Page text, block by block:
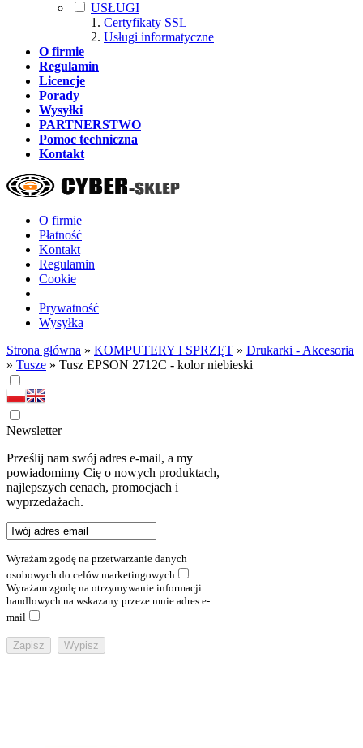
USŁUGI
Certyfikaty SSL
Usługi informatyczne
O firmie
Regulamin
Licencje
Porady
Wysyłki
PARTNERSTWO
Pomoc techniczna
Kontakt
O firmie
Płatność
Kontakt
Regulamin
Cookie
Prywatność
Wysyłka
Strona główna » KOMPUTERY I SPRZĘT » Drukarki - Akcesoria
» Tusze » Tusz EPSON 2712C - kolor niebieski
Newsletter
Prześlij nam swój adres e-mail, a my
powiadomimy Cię o nowych produktach,
najlepszych cenach, promocjach i
wyprzedażach.
Wyrażam zgodę na przetwarzanie danych
osobowych do celów marketingowych
Wyrażam zgodę na otrzymywanie informacji
handlowych na wskazany przeze mnie adres e-
mail